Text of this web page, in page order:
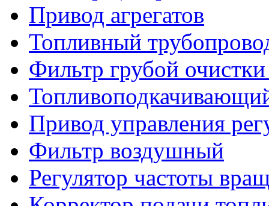
Привод агрегатов
Топливный
Фильтр грубой
Привод управления
Фильтр воздушный
Регулятор частоты